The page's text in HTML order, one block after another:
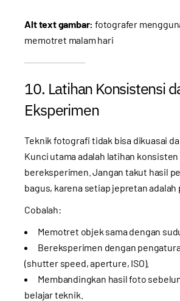
Alt text gambar: fotografer
memotret malam hari
10. Latihan Konsistensi
Eksperimen
Teknik fotografi tidak bisa dikuasai
Kunci utama adalah latihan
bereksperimen. Jangan takut hasil
bagus, karena setiap jepretan adalah
Cobalah:
Memotret objek sama dengan
Bereksperimen dengan
(shutter speed, aperture, ISO).
Membandingkan hasil foto
belajar teknik.